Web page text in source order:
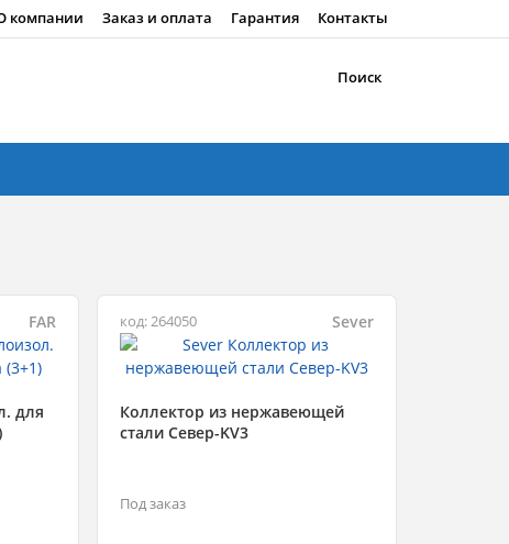
компании Заказ и оплата Гарантия Контакты
Поиск
FAR
для
код: 264050 Sever
Коллектор из нержавеющей
стали Север-KV3
Под заказ